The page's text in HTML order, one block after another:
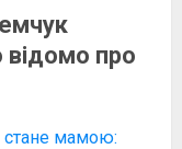
про
мамою: